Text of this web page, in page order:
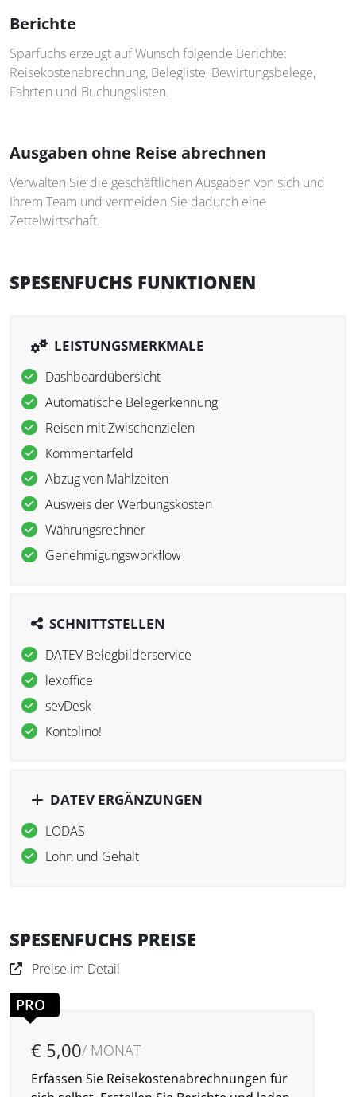
Berichte
Sparfuchs erzeugt auf Wunsch folgende Berichte:
Reisekostenabrechnung, Belegliste, Bewirtungsbelege,
Fahrten und Buchungslisten.
Ausgaben ohne Reise abrechnen
Verwalten Sie die geschäftlichen Ausgaben von sich und
Ihrem Team und vermeiden Sie dadurch eine
Zettelwirtschaft.
SPESENFUCHS FUNKTIONEN
LEISTUNGSMERKMALE
Dashboardübersicht
Automatische Belegerkennung
Reisen mit Zwischenzielen
Kommentarfeld
Abzug von Mahlzeiten
Ausweis der Werbungskosten
Währungsrechner
Genehmigungsworkflow
SCHNITTSTELLEN
DATEV Belegbilderservice
lexoffice
sevDesk
Kontolino!
DATEV ERGÄNZUNGEN
LODAS
Lohn und Gehalt
SPESENFUCHS PREISE
Preise im Detail
PRO
€ 5,00/ MONAT
Erfassen Sie Reisekosten­abrechnungen für